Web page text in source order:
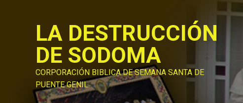
LA DESTRUCCIÓN
DE SODOMA
CORPORACIÓN BIBLICA DE SEMANA SANTA DE
PUENTE GENIL